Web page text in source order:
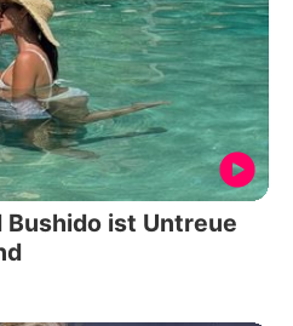
Bushido ist Untreue